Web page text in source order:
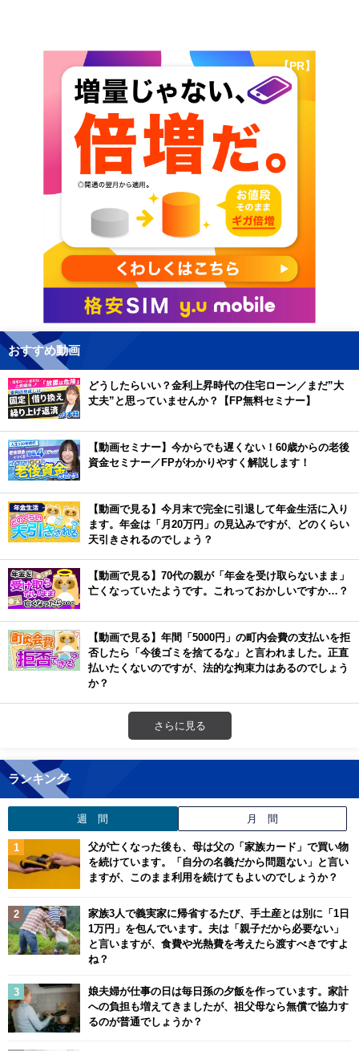
【PR】
おすすめ動画
どうしたらいい？金利上昇時代の住宅ローン／まだ”大
丈夫”と思っていませんか？【FP無料セミナー】
【動画セミナー】今からでも遅くない！60歳からの老後
資金セミナー／FPがわかりやすく解説します！
【動画で見る】今月末で完全に引退して年金生活に入り
ます。年金は「月20万円」の見込みですが、どのくらい
天引きされるのでしょう？
【動画で見る】70代の親が「年金を受け取らないまま」
亡くなっていたようです。これっておかしいですか…？
【動画で見る】年間「5000円」の町内会費の支払いを拒
否したら「今後ゴミを捨てるな」と言われました。正直
払いたくないのですが、法的な拘束力はあるのでしょう
か？
さらに見る
ランキング
週 間 月 間
父が亡くなった後も、母は父の「家族カード」で買い物
を続けています。「自分の名義だから問題ない」と言い
ますが、このまま利用を続けてもよいのでしょうか？
家族3人で義実家に帰省するたび、手土産とは別に「1日
1万円」を包んでいます。夫は「親子だから必要ない」
と言いますが、食費や光熱費を考えたら渡すべきですよ
ね？
娘夫婦が仕事の日は毎日孫の夕飯を作っています。家計
への負担も増えてきましたが、祖父母なら無償で協力す
るのが普通でしょうか？